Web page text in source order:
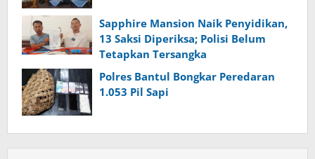
Sapphire Mansion Naik Penyidikan,
13 Saksi Diperiksa; Polisi Belum
Tetapkan Tersangka
Polres Bantul Bongkar Peredaran
1.053 Pil Sapi